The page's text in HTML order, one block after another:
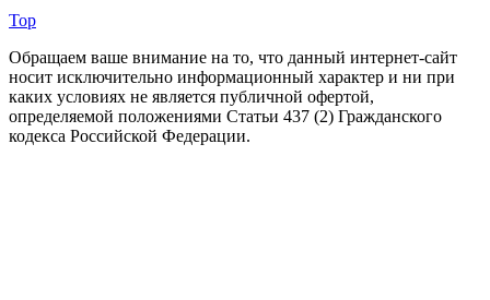
Top
Обращаем ваше внимание на то, что данный интернет-сайт
носит исключительно информационный характер и ни при
каких условиях не является публичной офертой,
определяемой положениями Статьи 437 (2) Гражданского
кодекса Российской Федерации.